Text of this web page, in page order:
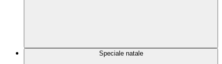
Speciale natale